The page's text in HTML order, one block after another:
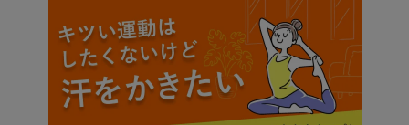
椎の安定性が高まり、背中や腰への負担が軽減される。
これにより、姿勢が改善され、腰痛のリスクも低くな
る。さらに体幹が強化されると、身体全体のバランスが
良くなり、スポーツや身体活動において優れたパフォー
マンスを発揮できる。夏のアクティビティやビーチスポ
ーツにも積極的に参加できるようになること間違いな